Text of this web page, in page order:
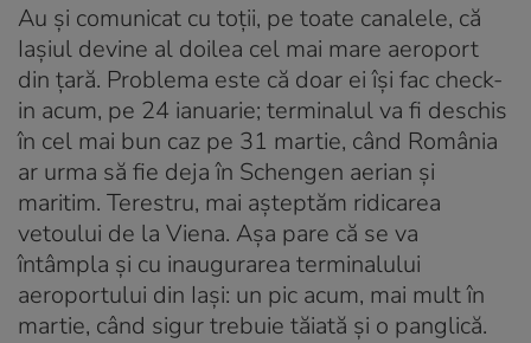
Au și comunicat cu toții, pe toate canalele, că
Iașiul devine al doilea cel mai mare aeroport
din țară. Problema este că doar ei își fac check-
in acum, pe 24 ianuarie; terminalul va fi deschis
în cel mai bun caz pe 31 martie, când România
ar urma să fie deja în Schengen aerian și
maritim. Terestru, mai așteptăm ridicarea
vetoului de la Viena. Așa pare că se va
întâmpla și cu inaugurarea terminalului
aeroportului din Iași: un pic acum, mai mult în
martie, când sigur trebuie tăiată și o panglică.